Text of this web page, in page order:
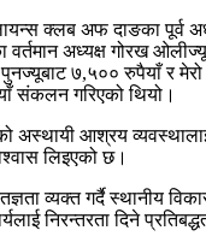
क्लब अफ दाङका पूर्व
अध्यक्ष गोरख
७,५०० रुपैयाँ र
संकलन गरिएको थियो।
अस्थायी आश्रय
लिइएको छ।
व्यक्त गर्दै स्थानीय
निरन्तरता दिने